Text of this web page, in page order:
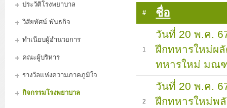
# ชื่อ
1
วันที่ 20 พ.ค.
ฝึกทหารใหม่ผ
ทหารใหม่ มณ
2
วันที่ 20 พ.ค.
ฝึกทหารใหม่พ
ประวัติโรงพยาบาล
วิสัยทัศน์ พันธกิจ
ทำเนียบผู้อำนวยการ
คณะผู้บริหาร
รางวัลแห่งความภาคภูมิใจ
กิจกรรมโรงพยาบาล